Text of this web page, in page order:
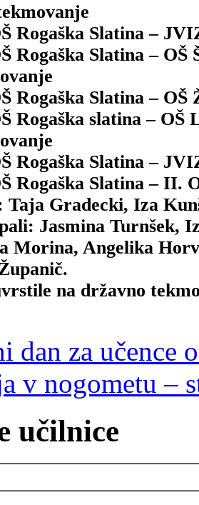
Rogaška Slatina –
Rogaška Slatina – OŠ
Rogaška Slatina – OŠ
Rogaška slatina – OŠ
Rogaška Slatina –
Rogaška Slatina – II.
Taja Gradecki, Iza
Jasmina Turnšek,
Morina, Angelika
na državno
dan za učence
v nogometu –
učilnice